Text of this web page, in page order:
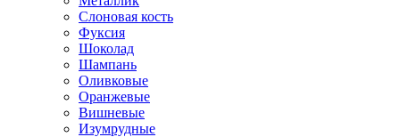
Слоновая кость
Фуксия
Шоколад
Шампань
Оливковые
Оранжевые
Вишневые
Изумрудные